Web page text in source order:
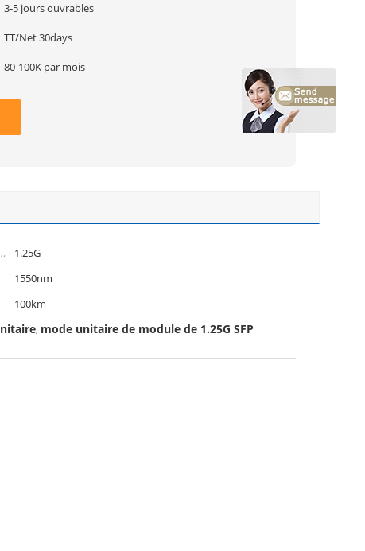
3-5 jours ouvrables
TT/Net 30days
80-100K par mois
1.25G
1550nm
100km
, mode unitaire de module de 1.25G SFP